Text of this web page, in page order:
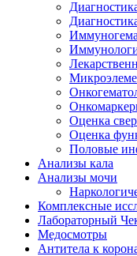
Оценка
Оценка
Половые
Анализы кала
Анализы мочи
Комплексные
Лабораторный
Медосмотры
Антитела к